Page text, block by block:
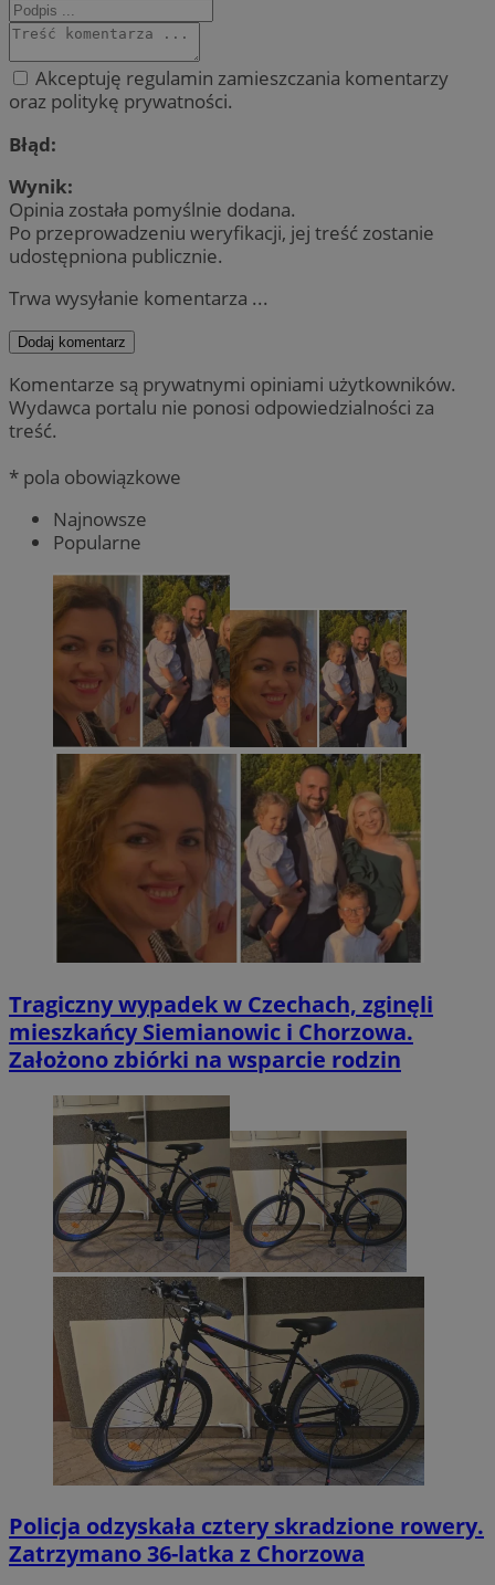
Akceptuję regulamin zamieszczania komentarzy
oraz politykę prywatności.
Błąd:
Wynik:
Opinia została pomyślnie dodana.
Po przeprowadzeniu weryfikacji, jej treść zostanie
udostępniona publicznie.
Trwa wysyłanie komentarza ...
Dodaj komentarz
Komentarze są prywatnymi opiniami użytkowników.
Wydawca portalu nie ponosi odpowiedzialności za
treść.
* pola obowiązkowe
Najnowsze
Popularne
Tragiczny wypadek w Czechach, zginęli
mieszkańcy Siemianowic i Chorzowa.
Założono zbiórki na wsparcie rodzin
Policja odzyskała cztery skradzione rowery.
Zatrzymano 36-latka z Chorzowa